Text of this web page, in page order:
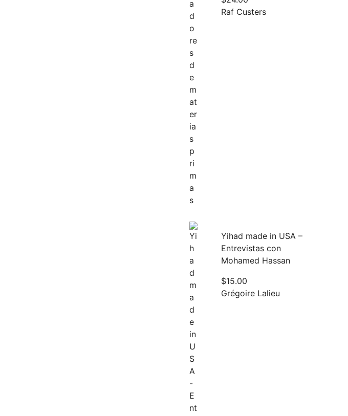
Raf Custers
Yihad made in USA –
Entrevistas con
Mohamed Hassan
$15.00
Grégoire Lalieu